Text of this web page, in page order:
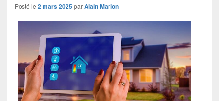
Posté le 2 mars 2025parAlain Marion